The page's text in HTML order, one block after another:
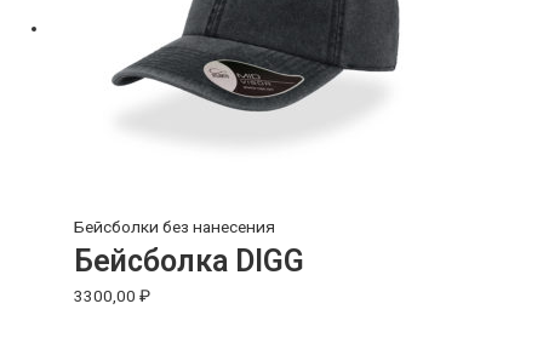
Бейсболки без нанесения
Бейсболка DIGG
3300,00₽